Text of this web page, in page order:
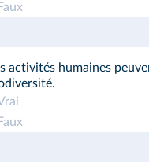
Faux
activités humaines
Faux